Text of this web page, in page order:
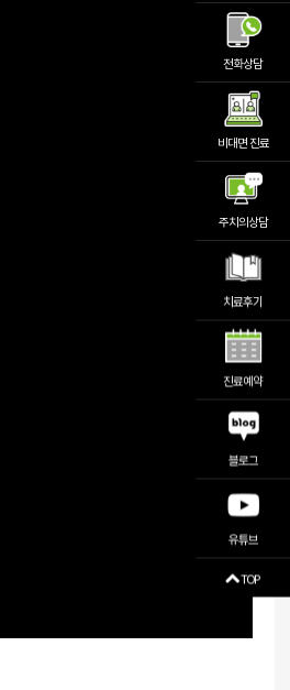
전화상담
비대면 진료
주치의상담
치료후기
진료예약
블로그
유튜브
TOP